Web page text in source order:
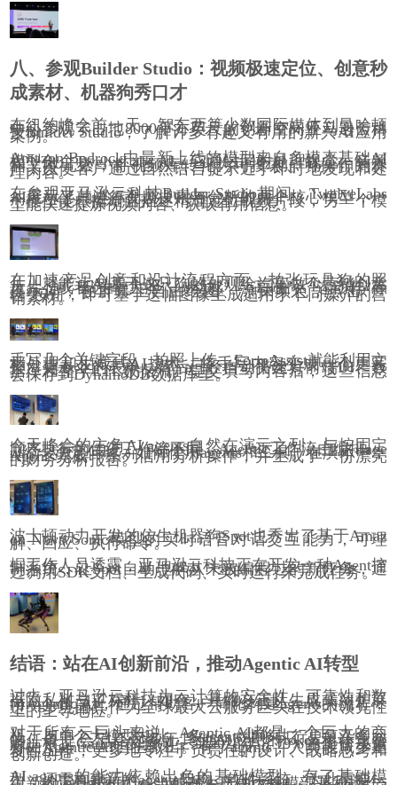
八、参观Builder Studio：视频极速定位、创意秒
成素材、机器狗秀口才
在纽约峰会前一天，智东西等少数国际媒体到曼哈顿
中心参观了占地8000平方英尺的创新空间亚马逊云科
技Builder Studio，了解许多有趣又有用的新兴AI应用
案例。
Amazon Bedrock中最新上线的模型来自多模态基础AI
模型创企TwelveLabs AI。它通过同时处理视觉、音频
和文本元素，将视频库转化为可搜索、可操作的资
产，以便客户通过自然语言提示近乎即时地发现和处
理内容。
在参观亚马逊云科技Builder Studio期间，TwelveLabs
AI展示了其进行视频搜索与分析的两个核心模型，一
个模型能根据语言描述精准定位视频片段，另一个模
型能快速提炼视频内容、获取有用信息。
在加速产品创意和设计流程方面，拍张玩具狗的照
片，就能让AI基于这只狗的外观给汽车做个营销创意
大片；或者选择“大胆”、“动感”、“高端”、“运动鞋”等
提示词，在屏幕上自由绘图、涂抹颜色，点击“广
告”按钮，即可基于这幅图像生成适用于不同媒介的营
销素材。
手写几个关键字段，拍照上传，FormAssist就能利用文
档处理和生成式AI技术，将手写内容变成一个更完
整、更专业的表单，背后已经自动搭建好前端UI、数
据库和整个ETL数据流。提交填写内容后，这些信息
会保存到DynamoDB数据库里。
今天峰会的主角AI agents自然在演示之列。与按固定
顺序执行的传统工作流不同，Agentic工作流由编排age
nt统一决定何时、如何使用agents和工具。在演示中，
Agents完成一系列信用分析操作，并生成了一份漂亮
的财务分析报告。
波士顿动力开发的仿生机器狗Spot也秀出了基于Amaz
on Nova Sonic模型的实时语音对话交互能力，可理
解、回应、执行命令。
据工作人员透露，亚马逊云科技正在开发一种Agent控
制系统，让Spot自动理解从未被编程过的新任务，通
过调用SDK文档、生成代码、实时运行来完成任务。
结语：站在AI创新前沿，推动Agentic AI转型
过去，亚马逊云科技为云计算的安全性、可靠性和数
据隐私树立了标杆。如今，其雄心正从生成式AI扩展
向Agentic AI，通过帮助客户简化构建agents的流程，
进一步巩固其作为全球最大云服务巨头在技术领先性
上的主导地位。
对于所有云巨头来说，Agentic AI都是一个巨大的商
机。与单个大模型相比，多agents能够执行更复杂多元
的任务，会消耗远多于其他AI应用的token和计算资
源。根据Gartner的预测，到2028年，15%的工作决策
将由Agentic AI自主做出。有了agents，人类能减少重
复性工作，更多地专注于负责任的设计、战略思考和
创新创造。
AI agents的能力依赖出色的基础模型。有了基础模
型，还需构建新的agents架构、软件系统，为此需要一